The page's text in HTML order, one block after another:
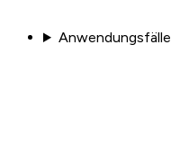
Anwendungsfälle